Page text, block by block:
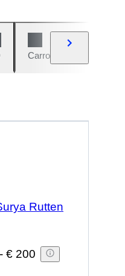
Carros e motos
Rutten
- € 200